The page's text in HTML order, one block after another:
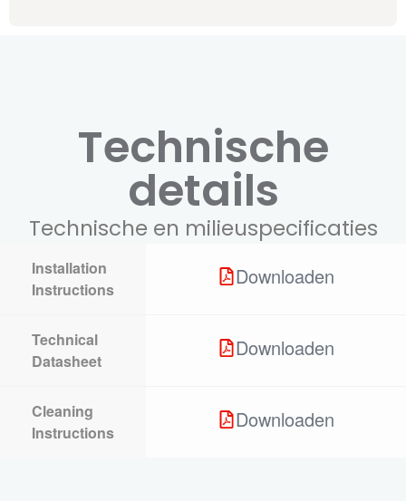
Technische
details
Technische en milieuspecificaties
Installation
Instructions
Downloaden
Technical
Datasheet
Downloaden
Cleaning
Instructions
Downloaden